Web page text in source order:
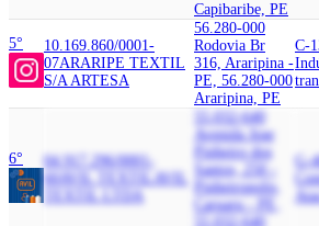
Capibaribe, PE
5°
10.169.860/0001-
07ARARIPE TEXTIL
S/A ARTESA
56.280-000
Rodovia Br
316, Araripina -
PE, 56.280-000
Araripina, PE
C-
6°
04.917.296/0001-
60AVIL TEXTILAVIL
TEXTIL LTDA
55.032-640
Avenida Jose
Pinheiro dos
Santos, 250 -
Pinheiropolis,
Caruaru - PE,
55.032-640
G-